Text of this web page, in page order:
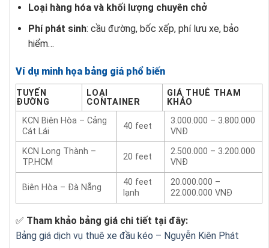
Loại hàng hóa và khối lượng chuyên chở
Phí phát sinh: cầu đường, bốc xếp, phí lưu xe, bảo
hiểm…
Ví dụ minh họa bảng giá phổ biến
TUYẾN
ĐƯỜNG
LOẠI
CONTAINER
GIÁ THUÊ THAM
KHẢO
KCN Biên Hòa – Cảng
Cát Lái
40 feet
3.000.000 – 3.800.000
VNĐ
KCN Long Thành –
TP.HCM
20 feet
2.500.000 – 3.200.000
VNĐ
Biên Hòa – Đà Nẵng
40 feet
lạnh
20.000.000 –
22.000.000 VNĐ
✅ Tham khảo bảng giá chi tiết tại đây:
Bảng giá dịch vụ thuê xe đầu kéo – Nguyễn Kiên Phát